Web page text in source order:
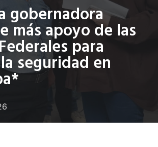
gobernadora
más apoyo de las
para
seguridad en